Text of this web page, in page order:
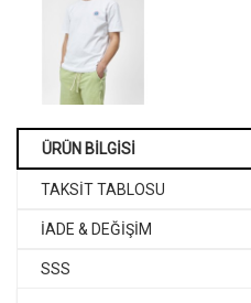
ÜRÜN BİLGİSİ
TAKSİT TABLOSU
İADE & DEĞİŞİM
SSS